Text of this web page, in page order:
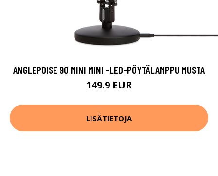
ANGLEPOISE 90 MINI MINI -LED-PÖYTÄLAMPPU MUSTA
149.9 EUR
LISÄTIETOJA